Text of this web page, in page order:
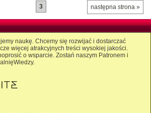
następna strona »
3
naukę. Chcemy się rozwijać i dostarczać
więcej atrakcyjnych treści wysokiej jakości.
o wsparcie. Zostań naszym Patronem i